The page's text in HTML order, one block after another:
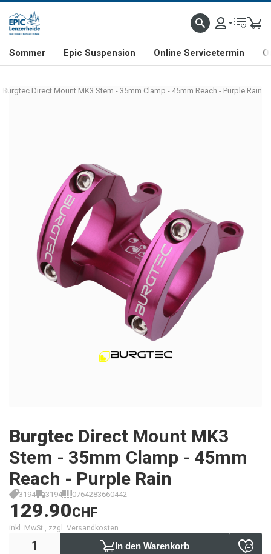
& FREERIDE-SPEZIALIST SCHWEIZER FIRMA SHOP & SHOWROOM IN
Sommer Epic Suspension Online Servicetermin
Burgtec Direct Mount MK3 Stem - 35mm Clamp - 45mm Reach - Purple Rain
Burgtec Direct Mount MK3
Stem - 35mm Clamp - 45mm
Reach - Purple Rain
3194 3194 0764283660442
129.90CHF
inkl. MwSt., zzgl. Versandkosten
In den Warenkorb